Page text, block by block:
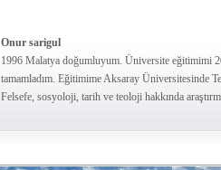
Onur sarigul
1996 Malatya doğumluyum. Üniversite eğitimimi
tamamladım. Eğitimime Aksaray Üniversitesinde
Felsefe, sosyoloji, tarih ve teoloji hakkında